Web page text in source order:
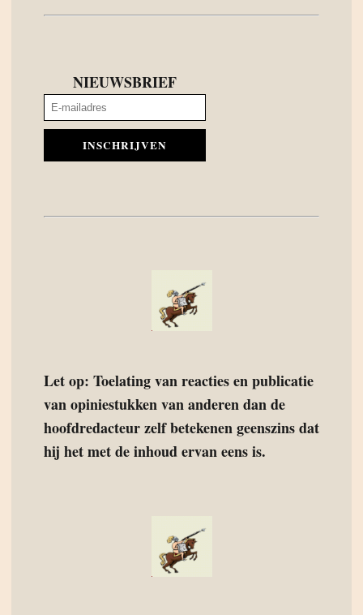
NIEUWSBRIEF
INSCHRIJVEN
Let op: Toelating van reacties en publicatie
van opiniestukken van anderen dan de
hoofdredacteur zelf betekenen geenszins dat
hij het met de inhoud ervan eens is.